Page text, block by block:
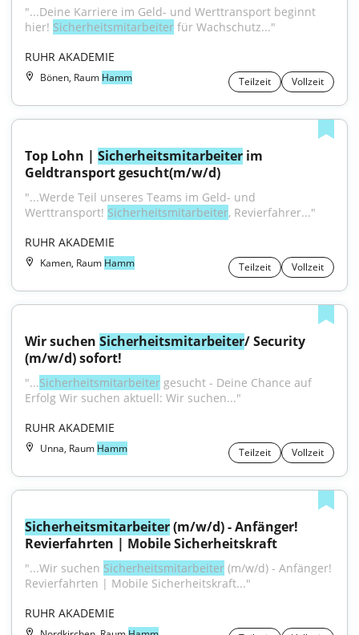
"...Deine Karriere im Geld- und Werttransport beginnt
hier! Sicherheitsmitarbeiter für Wachschutz..."
RUHR AKADEMIE
Bönen, Raum Hamm Teilzeit Vollzeit
Top Lohn | Sicherheitsmitarbeiter im
Geldtransport gesucht(m/w/d)
"...Werde Teil unseres Teams im Geld- und
Werttransport! Sicherheitsmitarbeiter, Revierfahrer..."
RUHR AKADEMIE
Kamen, Raum Hamm Teilzeit Vollzeit
Wir suchen Sicherheitsmitarbeiter/ Security
(m/w/d) sofort!
"...Sicherheitsmitarbeiter gesucht - Deine Chance auf
Erfolg Wir suchen aktuell: Wir suchen..."
RUHR AKADEMIE
Unna, Raum Hamm Teilzeit Vollzeit
Sicherheitsmitarbeiter (m/w/d) - Anfänger!
Revierfahrten | Mobile Sicherheitskraft
"...Wir suchen Sicherheitsmitarbeiter (m/w/d) - Anfänger!
Revierfahrten | Mobile Sicherheitskraft..."
RUHR AKADEMIE